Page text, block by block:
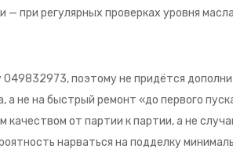
при регулярных проверках уровня
поэтому не придётся
не на быстрый ремонт «до первого
от партии к партии, а не
нарваться на подделку